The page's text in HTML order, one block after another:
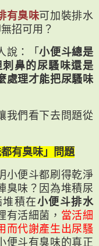
有臭味可加裝排水
招可用？
說：「小便斗總是
鼻的尿騷味還是
處理才能把尿騷味
我們看下去問題從
有臭味」問題
小便斗都刷得乾淨
臭味？因為堆積尿
積在小便斗排水
有活細菌， 當活細
而代謝產生出尿騷
便斗有臭味的真正